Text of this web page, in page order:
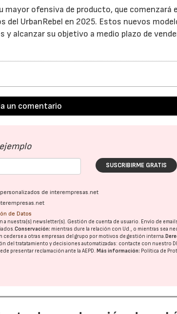
mayor ofensiva de producto, que comenzará
del UrbanRebel en 2025. Estos nuevos
alcanzar su objetivo a medio plazo de
un comentario
SUSCRIBIRME GRATIS
de interempresas.net
de Datos
a nuestra(s) newsletter(s). Gestión de cuenta de usuario. Envío de
Conservación: mientras dure la relación con Ud., o mientras sea
cederse a otras empresas del grupo por motivos de gestión interna.
del tratatamiento y decisiones automatizadas: contacte con nuestro
presentar reclamación ante laAEPD. Más información: Política de